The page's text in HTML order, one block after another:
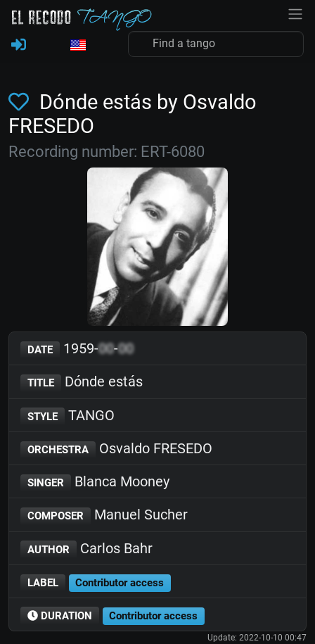
Dónde estás by Osvaldo
FRESEDO
Recording number: ERT-6080
DATE 1959-00-00
TITLE Dónde estás
STYLE TANGO
ORCHESTRA Osvaldo FRESEDO
SINGER Blanca Mooney
COMPOSER Manuel Sucher
AUTHOR Carlos Bahr
LABEL Contributor access
DURATION Contributor access
Update: 2022-10-10 00:47